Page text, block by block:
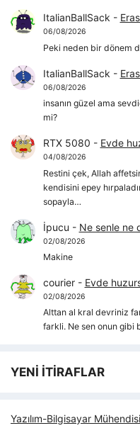
ItalianBallSack -
06/08/2026
Peki neden bir dönem
ItalianBallSack -
06/08/2026
insanın güzel ama
mi?
RTX 5080 - Evde
04/08/2026
Restini çek, Allah
kendisini epey
sopayla…
İpucu - Ne senle ne
02/08/2026
Makine
courier- Evde
02/08/2026
Alttan al kral devriniz
farkli. Ne sen onun gibi
YENİ İTİRAFLAR
Yazılım-Bilgisayar